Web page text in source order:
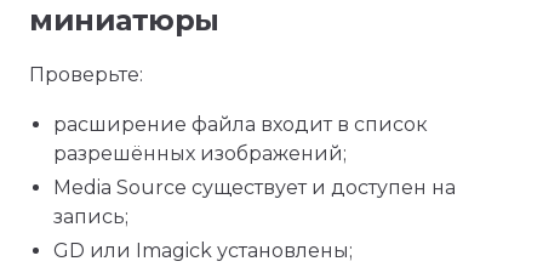
миниатюры
Проверьте:
расширение файла входит в список
разрешённых изображений;
Media Source существует и доступен на
запись;
GD или Imagick установлены;